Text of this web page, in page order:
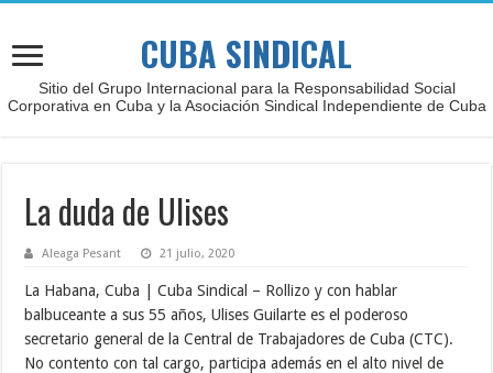
CUBA SINDICAL
Sitio del Grupo Internacional para la Responsabilidad Social
Corporativa en Cuba y la Asociación Sindical Independiente de Cuba
La duda de Ulises
Aleaga Pesant 21 julio, 2020
La Habana, Cuba | Cuba Sindical – Rollizo y con hablar
balbuceante a sus 55 años, Ulises Guilarte es el poderoso
secretario general de la Central de Trabajadores de Cuba (CTC).
No contento con tal cargo, participa además en el alto nivel de